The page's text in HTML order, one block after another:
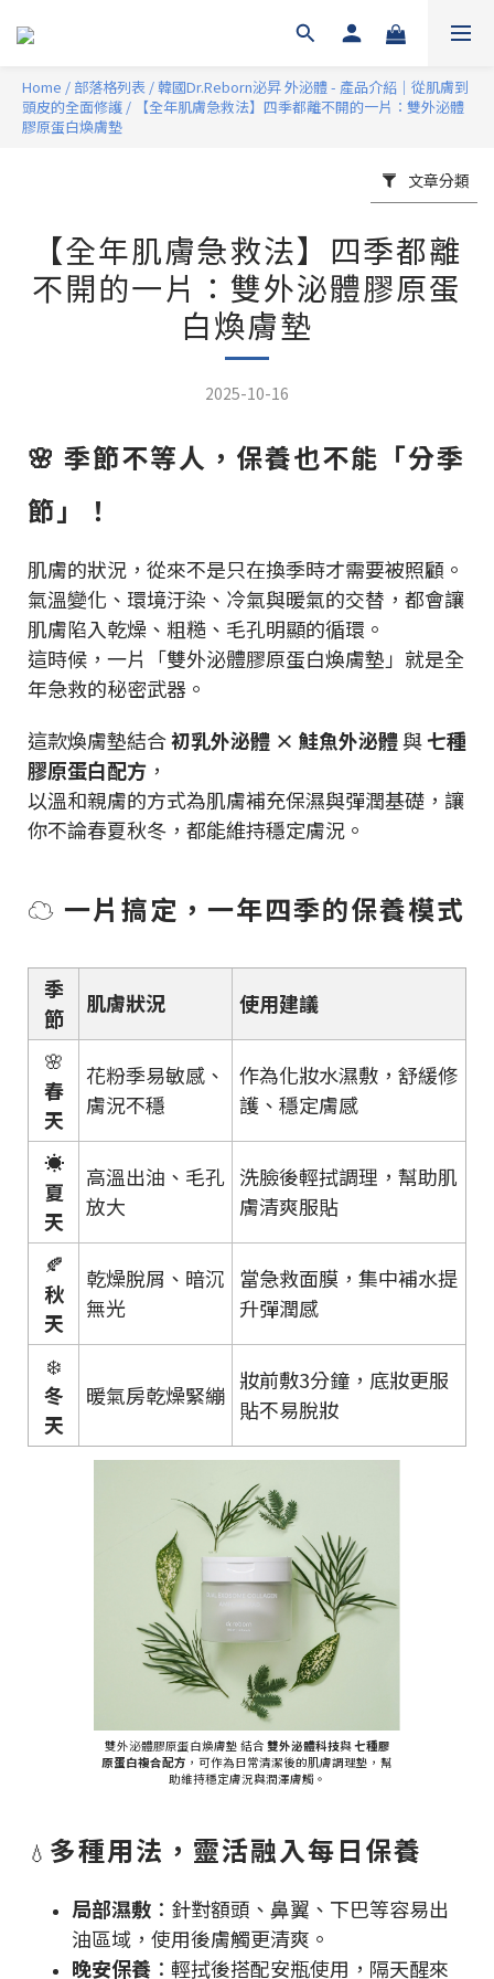
Home / 部落格列表 /韓國Dr.Reborn泌昇 外泌體 - 產品介紹｜從肌膚到
頭皮的全面修護 / 【全年肌膚急救法】四季都離不開的一片：雙外泌體
膠原蛋白煥膚墊
文章分類
【全年肌膚急救法】四季都離
不開的一片：雙外泌體膠原蛋
白煥膚墊
2025-10-16
🌸 季節不等人，保養也不能「分季
節」！
肌膚的狀況，從來不是只在換季時才需要被照顧。
氣溫變化、環境汙染、冷氣與暖氣的交替，都會讓
肌膚陷入乾燥、粗糙、毛孔明顯的循環。
這時候，一片「雙外泌體膠原蛋白煥膚墊」就是全
年急救的秘密武器。
這款煥膚墊結合初乳外泌體 × 鮭魚外泌體與七種
膠原蛋白配方 ，
以溫和親膚的方式為肌膚補充保濕與彈潤基礎，讓
你不論春夏秋冬，都能維持穩定膚況。
☁️ 一片搞定，一年四季的保養模式
季
節
肌膚狀況
使用建議
🌸
春
天
花粉季易敏感、
膚況不穩
作為化妝水濕敷，舒緩修
護、穩定膚感
☀️
夏
天
高溫出油、毛孔
放大
洗臉後輕拭調理，幫助肌
膚清爽服貼
🍂
秋
天
乾燥脫屑、暗沉
無光
當急救面膜，集中補水提
升彈潤感
❄️
冬
天
暖氣房乾燥緊繃
妝前敷3分鐘，底妝更服
貼不易脫妝
雙外泌體膠原蛋白煥膚墊 結合 雙外泌體科技與七種膠
原蛋白複合配方 ，可作為日常清潔後的肌膚調理墊，幫
助維持穩定膚況與潤澤膚觸。
💧 多種用法，靈活融入每日保養
局部濕敷 ：針對額頭、鼻翼、下巴等容易出
油區域，使用後膚觸更清爽。
晚安保養 ：輕拭後搭配安瓶使用，隔天醒來